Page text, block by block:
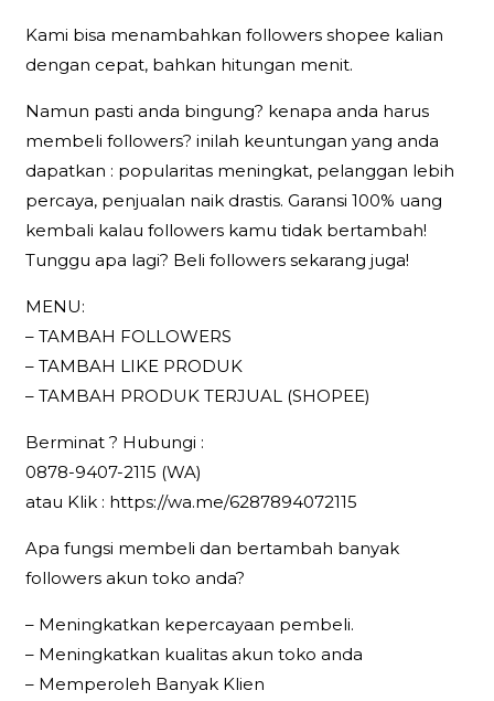
Kami bisa menambahkan followers shopee kalian
dengan cepat, bahkan hitungan menit.
Namun pasti anda bingung? kenapa anda harus
membeli followers? inilah keuntungan yang anda
dapatkan : popularitas meningkat, pelanggan lebih
percaya, penjualan naik drastis. Garansi 100% uang
kembali kalau followers kamu tidak bertambah!
Tunggu apa lagi? Beli followers sekarang juga!
MENU:
– TAMBAH FOLLOWERS
– TAMBAH LIKE PRODUK
– TAMBAH PRODUK TERJUAL (SHOPEE)
Berminat ? Hubungi :
0878-9407-2115 (WA)
atau Klik : https://wa.me/6287894072115
Apa fungsi membeli dan bertambah banyak
followers akun toko anda?
– Meningkatkan kepercayaan pembeli.
– Meningkatkan kualitas akun toko anda
– Memperoleh Banyak Klien